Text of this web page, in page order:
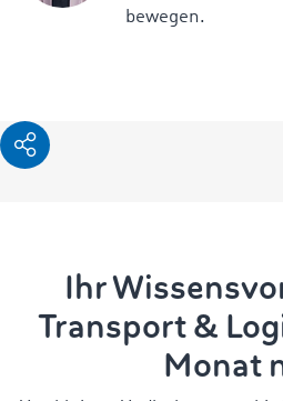
bewegen.
Ihr
Transport &
Monat